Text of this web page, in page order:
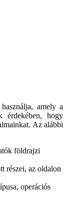
amely a
érdekében, hogy
Az alábbi
földrajzi
részei, az oldalon
operációs